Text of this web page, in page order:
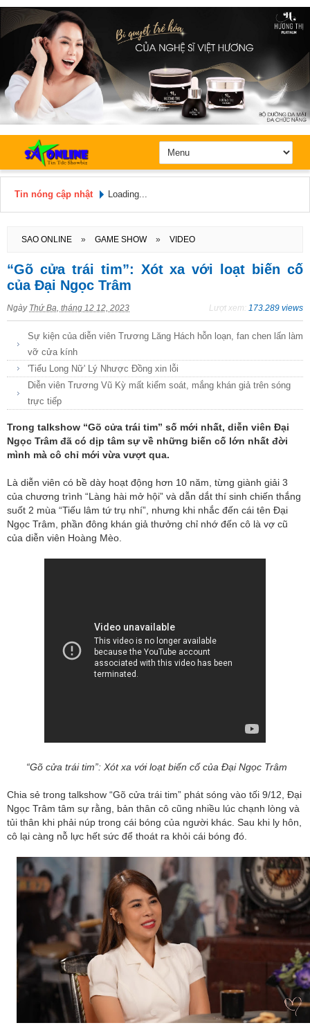
Tin nóng cập nhật Loading...
SAO ONLINE » GAME SHOW » VIDEO
“Gõ cửa trái tim”: Xót xa với loạt biến cố
của Đại Ngọc Trâm
Ngày Thứ Ba, tháng 12 12, 2023 Lượt xem: 173.289 views
Sự kiện của diễn viên Trương Lăng Hách hỗn loạn, fan chen lấn làm
vỡ cửa kính
'Tiểu Long Nữ' Lý Nhược Đồng xin lỗi
Diễn viên Trương Vũ Kỳ mất kiểm soát, mắng khán giả trên sóng
trực tiếp
Trong talkshow “Gõ cửa trái tim” số mới nhất, diễn viên Đại
Ngọc Trâm đã có dịp tâm sự về những biến cố lớn nhất đời
mình mà cô chỉ mới vừa vượt qua.
Là diễn viên có bề dày hoạt động hơn 10 năm, từng giành giải 3
của chương trình “Làng hài mở hội” và dẫn dắt thí sinh chiến thắng
suốt 2 mùa “Tiếu lâm tứ trụ nhí”, nhưng khi nhắc đến cái tên Đại
Ngọc Trâm, phần đông khán giả thưởng chỉ nhớ đến cô là vợ cũ
của diễn viên Hoàng Mèo.
“Gõ cửa trái tim”: Xót xa với loạt biến cố của Đại Ngọc Trâm
Chia sẻ trong talkshow “Gõ cửa trái tim” phát sóng vào tối 9/12, Đại
Ngọc Trâm tâm sự rằng, bản thân cô cũng nhiều lúc chạnh lòng và
tủi thân khi phải núp trong cái bóng của người khác. Sau khi ly hôn,
cô lại càng nỗ lực hết sức để thoát ra khỏi cái bóng đó.